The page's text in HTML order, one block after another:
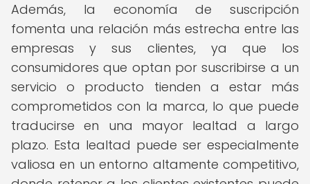
Además, la economía de suscripción
fomenta una relación más estrecha entre las
empresas y sus clientes, ya que los
consumidores que optan por suscribirse a un
servicio o producto tienden a estar más
comprometidos con la marca, lo que puede
traducirse en una mayor lealtad a largo
plazo. Esta lealtad puede ser especialmente
valiosa en un entorno altamente competitivo,